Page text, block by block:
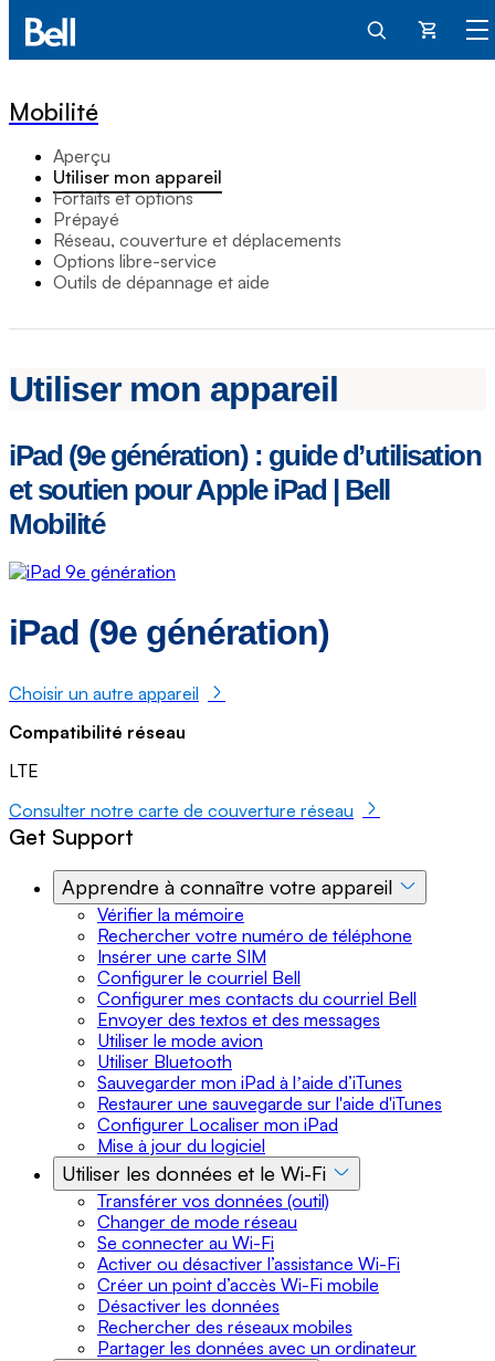
Panier
Mobilité
Aperçu
Utiliser mon appareil
Forfaits et options
Prépayé
Réseau, couverture et déplacements
Options libre-service
Outils de dépannage et aide
Utiliser mon appareil
iPad (9e génération) : guide d’utilisation
et soutien pour Apple iPad | Bell
Mobilité
iPad (9e génération)
Choisir un autre appareil
Compatibilité réseau
LTE
Consulter notre carte de couverture réseau
Get Support
Apprendre à connaître votre appareil
Vérifier la mémoire
Rechercher votre numéro de téléphone
Insérer une carte SIM
Configurer le courriel Bell
Configurer mes contacts du courriel Bell
Envoyer des textos et des messages
Utiliser le mode avion
Utiliser Bluetooth
Sauvegarder mon iPad à lʼaide d’iTunes
Restaurer une sauvegarde sur l'aide d'iTunes
Configurer Localiser mon iPad
Mise à jour du logiciel
Utiliser les données et le Wi-Fi
Transférer vos données (outil)
Changer de mode réseau
Se connecter au Wi-Fi
Activer ou désactiver l’assistance Wi-Fi
Créer un point d’accès Wi-Fi mobile
Désactiver les données
Rechercher des réseaux mobiles
Partager les données avec un ordinateur